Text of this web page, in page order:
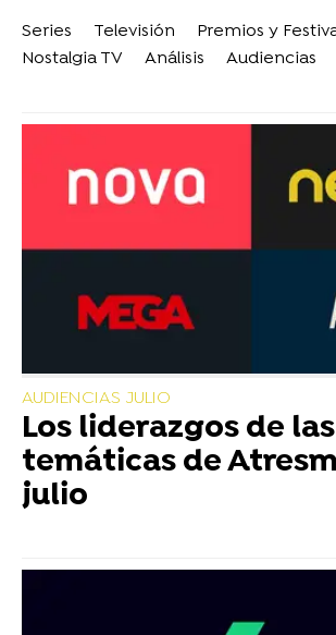
Series Televisión Premios y
Nostalgia TV
Análisis Audiencias
AUDIENCIAS JULIO
Los liderazgos de las
temáticas de
julio